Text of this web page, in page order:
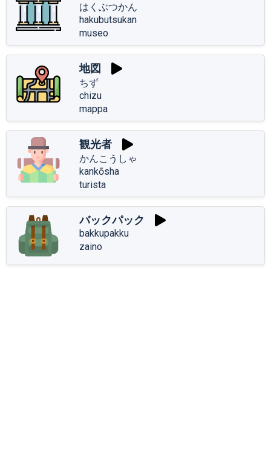
はくぶつかん
hakubutsukan
museo
地図
ちず
chizu
mappa
観光者
かんこうしゃ
kankōsha
turista
バックパック
bakkupakku
zaino